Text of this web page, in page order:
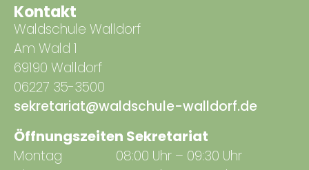
Kontakt
Waldschule Walldorf
Am Wald 1
69190 Walldorf
06227 35-3500
sekretariat@waldschule-walldorf.de
Öffnungszeiten Sekretariat
Montag
08:00 Uhr – 09:30 Uhr